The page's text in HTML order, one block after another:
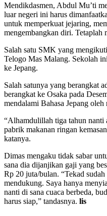
Mendikdasmen, Abdul Mu’ti
luar negeri ini harus
untuk memperkuat jejaring,
mengembangkan diri. Tetaplah
Salah satu SMK yang
Telogo Mas Malang. Sekolah
ke Jepang.
Salah satunya yang berangkat
berangkat ke Osaka pada
mendalami Bahasa Jepang
“Alhamdulillah tiga tahun nanti
pabrik makanan ringan
katanya.
Dimas mengaku tidak sabar
sana dia dijanjikan gaji yang
Rp 20 juta/bulan. “Tekad
mendukung. Saya hanya
nanti di sana cuaca berbeda,
harus siap,” tandasnya. lis